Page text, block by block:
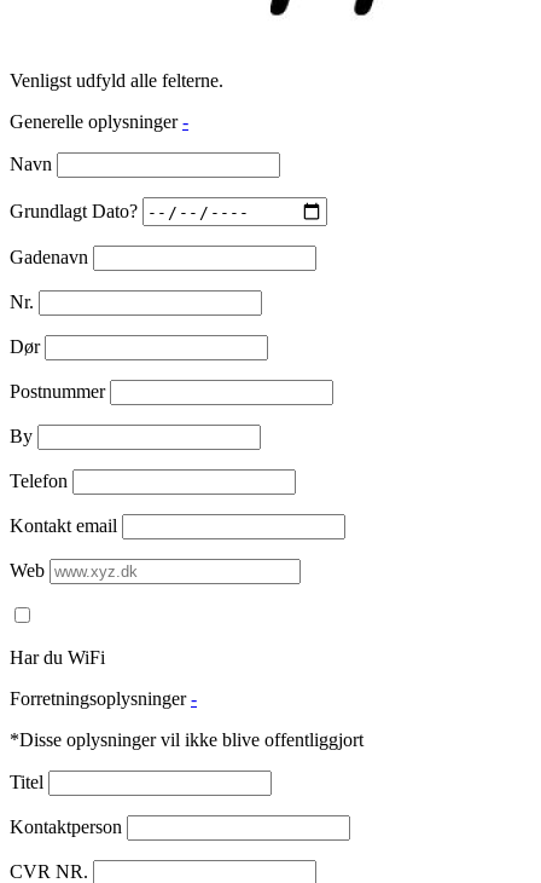
Venligst udfyld alle felterne.
Generelle oplysninger -
Navn
Grundlagt Dato?
Gadenavn
Nr.
Dør
Postnummer
By
Telefon
Kontakt email
Web
Har du WiFi
Forretningsoplysninger -
*Disse oplysninger vil ikke blive offentliggjort
Titel
Kontaktperson
CVR NR.